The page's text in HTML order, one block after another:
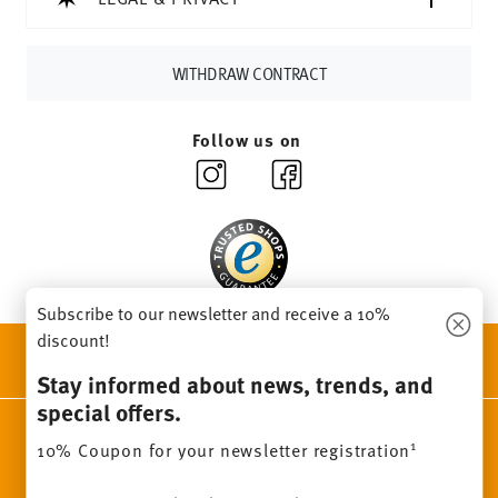
Germany for items in stock. You can view delivery times to
For returns, please use ourreturns service
WITHDRAW CONTRACT
Follow us on
Beauty & functionality for your home
Homepage
Imprint
Change cookie consent
Subscribe to our newsletter and receive a 10%
discount!
Stay informed about news, trends, and
special offers.
10% Coupon for your newsletter registration1